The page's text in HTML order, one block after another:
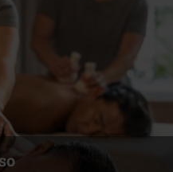
la competitividad